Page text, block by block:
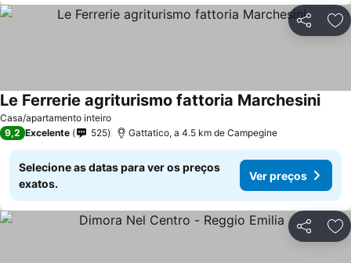
Partilhar
Casa/apartamento inteiro
Le Ferrerie agriturismo fattoria Marchesini
9,2 Excelente 525 Gattatico, a 4.5 km de Campegine
Selecione as datas para ver os preços
exatos.
Ver preços
Partilhar